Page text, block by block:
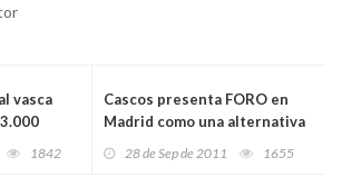
vasca
1842
Cascos presenta FORO en
Madrid como una alternativa
28 de Sep de 2011 1655